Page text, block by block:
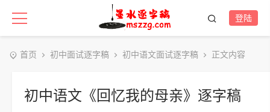
登陆
首页 初中面试逐字稿 初中语文面试逐字稿 正文内容
初中语文《回忆我的母亲》逐字稿